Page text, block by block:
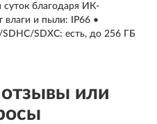
суток благодаря ИК-
влаги и пыли: IP66 •
SDXC: есть, до 256 ГБ
или